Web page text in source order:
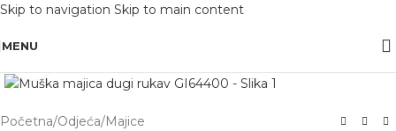
Skip to navigation Skip to main content
OBAVIJEST: Maloprodaja je zatvorena od 10.12. -13.12.2025 radi inventure.
MENU
Početna/Odjeća/Majice